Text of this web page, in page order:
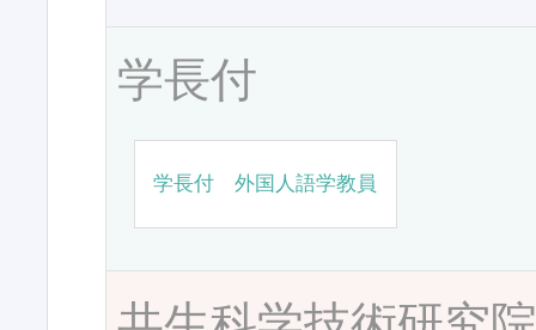
学長付
学長付 外国人語学教員